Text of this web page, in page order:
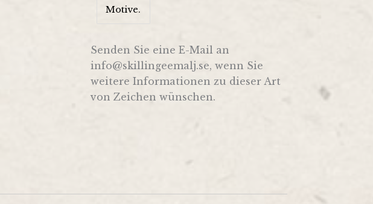
Motive.
Senden Sie eine E-Mail an
info@skillingeemalj.se, wenn Sie
weitere Informationen zu dieser Art
von Zeichen wünschen.